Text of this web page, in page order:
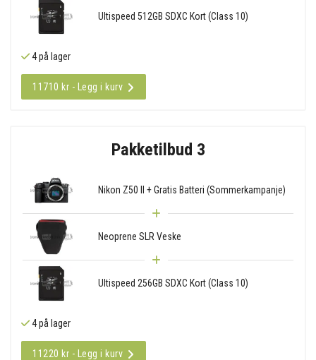
Ultispeed 512GB SDXC Kort (Class 10)
4 på lager
11710 kr - Legg i kurv
Pakketilbud 3
Nikon Z50 II + Gratis Batteri (Sommerkampanje)
Neoprene SLR Veske
Ultispeed 256GB SDXC Kort (Class 10)
4 på lager
11220 kr - Legg i kurv